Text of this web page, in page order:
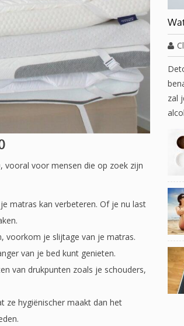
vooral voor mensen die op zoek zijn
matras kan verbeteren. Of je nu last
voorkom je slijtage van je matras.
van je bed kunt genieten.
van drukpunten zoals je schouders,
ze hygiënischer maakt dan het
zal